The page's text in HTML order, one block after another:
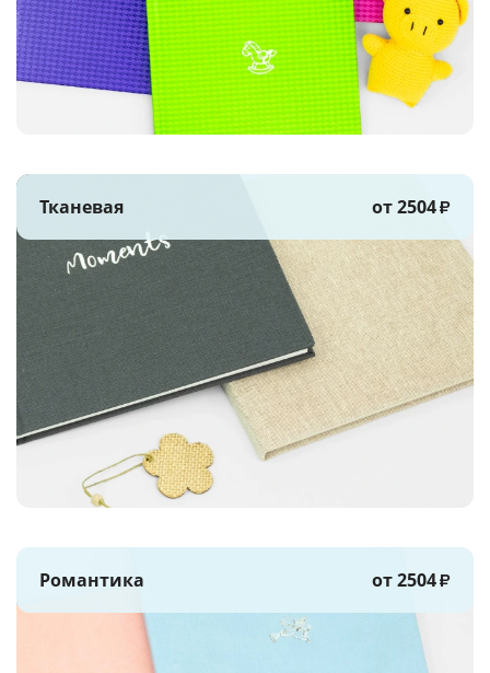
Тканевая от 2504₽
Романтика от 2504₽